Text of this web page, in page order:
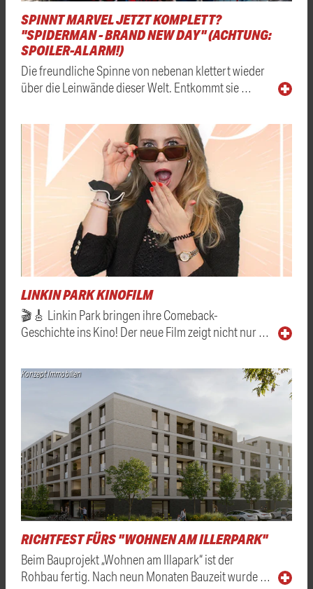
SPINNT MARVEL JETZT KOMPLETT?
"SPIDERMAN - BRAND NEW DAY" (ACHTUNG:
SPOILER-ALARM!)
Die freundliche Spinne von nebenan klettert wieder
über die Leinwände dieser Welt. Entkommt sie …
LINKIN PARK KINOFILM
🎬🎸 Linkin Park bringen ihre Comeback-
Geschichte ins Kino! Der neue Film zeigt nicht nur …
Konzept Immobilien
RICHTFEST FÜRS "WOHNEN AM ILLERPARK"
Beim Bauprojekt „Wohnen am Illapark“ ist der
Rohbau fertig. Nach neun Monaten Bauzeit wurde …